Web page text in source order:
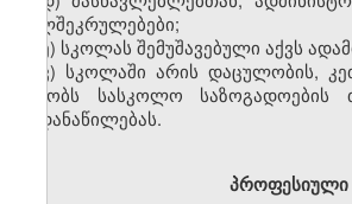
ხელშეკრულებები;
ე) სკოლას შემუშავებული აქვს
ვ) სკოლაში არის დაცულობის,
უწყობს სასკოლო საზოგადოების
გადანაწილებას.
პროფესიული